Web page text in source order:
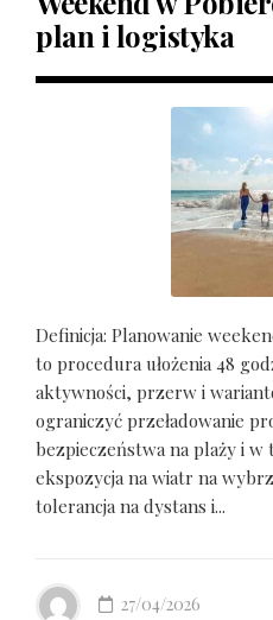
plan i logistyka
Definicja: Planowanie
to procedura ułożenia 48
aktywności, przerw i
ograniczyć przeładowanie
bezpieczeństwa na plaży i w
ekspozycja na wiatr na
tolerancja na dystans i...
27/04/2026